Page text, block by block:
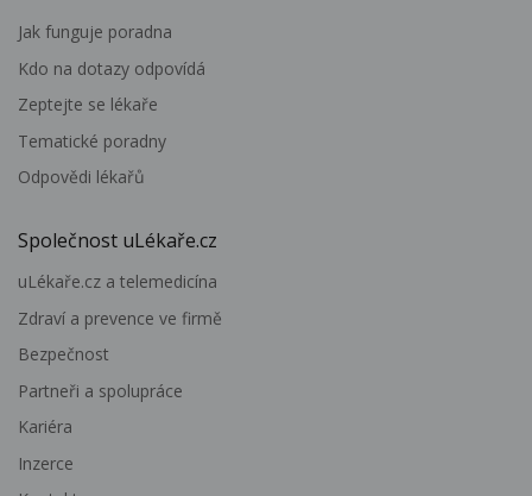
Jak funguje poradna
Kdo na dotazy odpovídá
Zeptejte se lékaře
Tematické poradny
Odpovědi lékařů
Společnost uLékaře.cz
uLékaře.cz a telemedicína
Zdraví a prevence ve firmě
Bezpečnost
Partneři a spolupráce
Kariéra
Inzerce